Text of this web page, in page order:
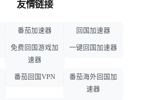
友情链接
番茄加速器 回国加速器
免费回国游戏加
速器
一键回国加速器
番茄回国VPN
番茄海外回国加
速器